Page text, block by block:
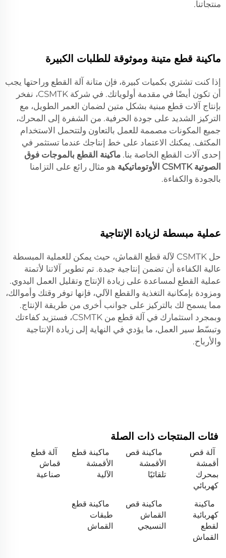
منتجاتنا.
ماكينة قطع متينة وموثوقة للطلبات الكبيرة
إذا كنت تشتري بكميات كبيرة، فإن متانة آلة القطع وراحتها يجب
أن تكون أيضًا في مقدمة أولوياتك. في شركة CSMTK، نفخر
بإنتاج آلات قطع مبنية بشكل متين لضمان العمر الطويل، مع
التركيز الشديد على جودة الحرفية. من الشفرة إلى المحرك،
جميع المكونات مصممة للعمل بالتعاون ولتتحمل الاستخدام
المكثف. يمكنك الاعتماد على خط إنتاجك عندما تستثمر في
إحدى آلات القطع الخاصة بنا. ماكينة القطع بالموجات فوق
الصوتية CSMTK الأوتوماتيكية
هو مثال رائع على التزامنا
بالجودة والكفاءة.
عملية مبسطة لزيادة الإنتاجية
حل CSMTK لآلة قطع القماش، حيث يمكن للعملية المبسطة
عالية الكفاءة أن تضمن إنتاجية جيدة. تم تطوير آلاتنا لأتمتة
عملية القطع لمساعدة على زيادة الإنتاج وتقليل العمل اليدوي.
ومزودة بإمكانية التغذية والقطع الآلي، فإنها توفر وقتك وأموالك،
مما يسمح لك بالتركيز على جوانب أخرى من طريقة الإنتاج.
وبمجرد استثمارك في آلة قطع من CSMTK، فستزيد كفاءتك
وتبسّط سير العمل، ما يؤدي في النهاية إلى زيادة الإنتاجية
والأرباح.
فئات المنتجات ذات الصلة
آلة قص
أقمشة
بمحرك
كهربائي
ماكينة قص
الأقمشة
تلقائيًا
ماكينة قطع
الأقمشة
الآلية
آلة قطع
قماش
صناعية
ماكينة
كهربائية
لقطع
القماش
ماكينة قص
القماش
النسيجي
ماكينة قطع
طبقات
القماش